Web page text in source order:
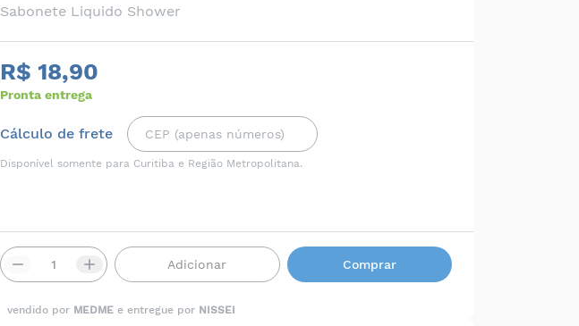
Sabonete Liquido Shower
R$ 18,90
Pronta entrega
Cálculo de frete
Disponível somente para Curitiba e Região Metropolitana.
Adicionar Comprar
vendido por MEDME e entregue por NISSEI